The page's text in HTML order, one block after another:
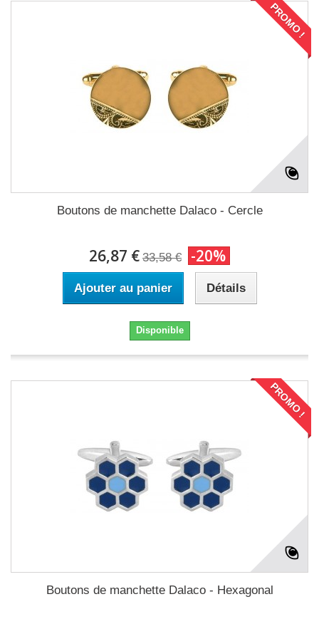
PROMO !
Boutons de manchette Dalaco - Cercle
26,87 € 33,58 € -20%
Ajouter au panier Détails
Disponible
PROMO !
Boutons de manchette Dalaco - Hexagonal